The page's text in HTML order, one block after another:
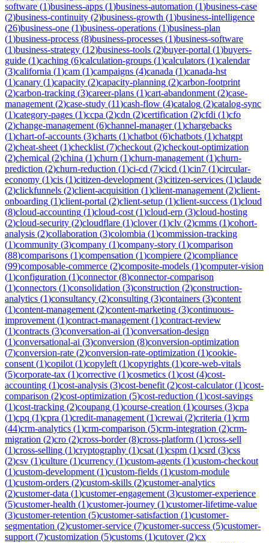
software (1)business-apps (1)business-automation (1)business-case
(2)business-continuity (2)business-growth (1)business-intelligence
(26)business-one (1)business-operations (1)business-plan
(1)business-process (8)business-processes (1)business-software
(1)business-strategy (12)business-tools (2)buyer-portal (1)buyers-
guide (1)caching (6)calculation-groups (1)calculators (1)calendar
(3)california (1)cam (1)campaigns (4)canada (1)canada-hst
(1)canary (1)capacity (2)capacity-planning (2)carbon-footprint
(2)carbon-tracking (3)career-plans (1)cart-abandonment (2)case-
management (2)case-study (11)cash-flow (4)catalog (2)catalog-sync
(1)category-pages (1)ccpa (2)cdn (2)certification (2)cfdi (1)cfo
(2)change-management (6)channel-manager(1)chargebacks
(1)chart-of-accounts (3)charts (1)chatbot (6)chatbots (1)chatgpt
(2)cheat-sheet (1)checklist (7)checkout (2)checkout-optimization
(2)chemical (2)china (1)churn (1)churn-management (1)churn-
prediction (2)churn-reduction (1)ci-cd (7)cicd (1)cin7 (1)circular-
economy (1)cis (1)citizen-development (3)citizen-services (1)claude
(2)clickfunnels (2)client-acquisition (1)client-management (2)client-
onboarding (1)client-portal (2)client-setup (1)client-success (1)cloud
(8)cloud-accounting (1)cloud-cost (1)cloud-erp (3)cloud-hosting
(2)cloud-security (2)cloudflare (1)clover(1)clv (2)cmms (1)cohort-
analysis (2)collaboration (3)colombia (1)commission-tracking
(1)community (3)company (1)company-story (1)comparison
(88)comparisons (1)compensation (1)compiere (2)compliance
(99)composable-commerce (2)composite-models (1)computer-vision
(1)configuration (1)connector(8)connector-comparison
(1)connectors (1)consolidation (3)construction (2)construction-
analytics (1)consultancy (2)consulting (3)containers (3)content
(1)content-management (2)content-marketing (3)continuous-
improvement (1)contract-management (1)contract-review
(1)contracts (3)conversation-ai (1)conversation-design
(1)conversational-ai (3)conversion (8)conversion-optimization
(7)conversion-rate (2)conversion-rate-optimization (1)cookie-
consent (1)copilot (1)copyleft (1)copyrights (1)core-web-vitals
(5)corporate-tax (1)corrective (1)cosmetics (1)cost (4)cost-
accounting (1)cost-analysis (3)cost-benefit (2)cost-calculator(1)cost-
comparison (2)cost-optimization (5)cost-reduction (1)cost-savings
(1)cost-tracking (2)coupang (1)course-creation (1)courses (3)cpa
(1)cpq (1)cpra (1)credit-management (1)crewai (2)criteria (1)crm
(44)crm-analytics (1)crm-comparison (5)crm-integration (2)crm-
migration (2)cro (2)cross-border(8)cross-platform (1)cross-sell
(1)cross-selling (1)cryptography (1)csat (1)cspm (1)csrd (3)css
(2)csv (1)culture (1)currency (1)custom-agents (1)custom-checkout
(1)custom-development (1)custom-fields (1)custom-module
(1)custom-orders (2)custom-skills (2)customer-analytics
(2)customer-data (1)customer-engagement (3)customer-experience
(5)customer-health (1)customer-journey (1)customer-lifetime-value
(3)customer-retention (5)customer-satisfaction (1)customer-
segmentation (2)customer-service (7)customer-success (5)customer-
support (7)customization (5)customs (1)cutover(2)cx